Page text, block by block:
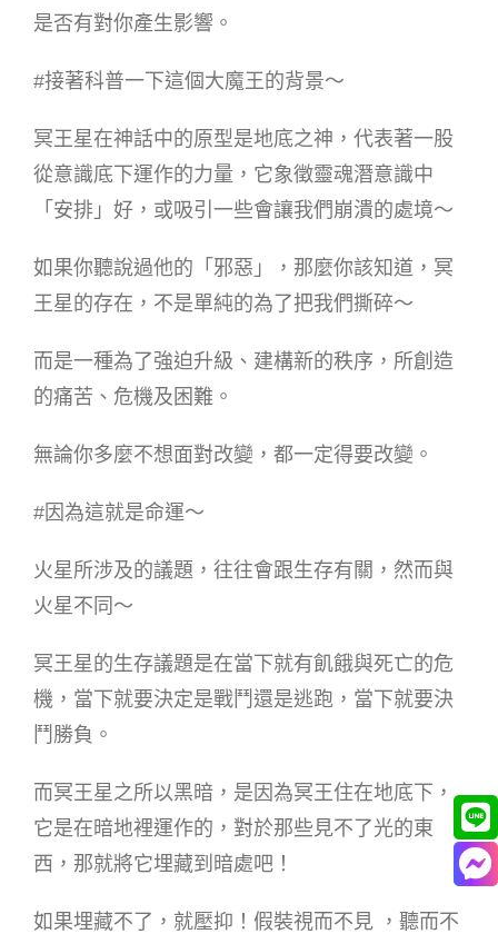
是否有對你產生影響。
#接著科普一下這個大魔王的背景～
冥王星在神話中的原型是地底之神，代表著一股
從意識底下運作的力量，它象徵靈魂潛意識中
「安排」好，或吸引一些會讓我們崩潰的處境～
如果你聽說過他的「邪惡」，那麼你該知道，冥
王星的存在，不是單純的為了把我們撕碎～
而是一種為了強迫升級、建構新的秩序，所創造
的痛苦、危機及困難。
無論你多麼不想面對改變，都一定得要改變。
#因為這就是命運～
火星所涉及的議題，往往會跟生存有關，然而與
火星不同～
冥王星的生存議題是在當下就有飢餓與死亡的危
機，當下就要決定是戰鬥還是逃跑，當下就要決
鬥勝負。
而冥王星之所以黑暗，是因為冥王住在地底下，
它是在暗地裡運作的，對於那些見不了光的東
西，那就將它埋藏到暗處吧！
如果埋藏不了，就壓抑！假裝視而不見 ，聽而不